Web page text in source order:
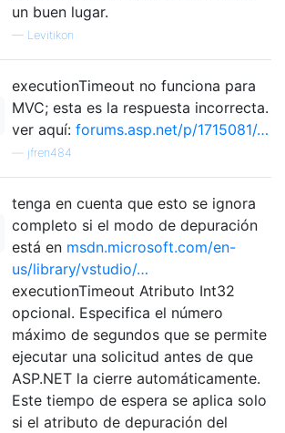
un buen lugar.
— Levitikon
executionTimeout no funciona para
MVC; esta es la respuesta incorrecta.
ver aquí: forums.asp.net/p/1715081/…
jfren484
tenga en cuenta que esto se ignora
completo si el modo de depuración
está en msdn.microsoft.com/en-
us/library/vstudio/…
executionTimeout Atributo Int32
opcional. Especifica el número
máximo de segundos que se permite
ejecutar una solicitud antes de que
ASP.NET la cierre automáticamente.
Este tiempo de espera se aplica solo
si el atributo de depuración del